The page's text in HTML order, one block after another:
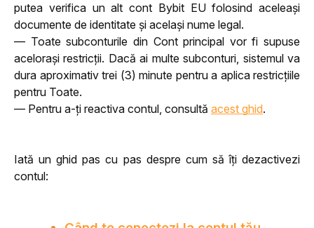
putea verifica un alt cont Bybit EU folosind aceleași
documente de identitate și același nume legal.
— Toate subconturile din Cont principal vor fi supuse
acelorași restricții. Dacă ai multe subconturi, sistemul va
dura aproximativ trei (3) minute pentru a aplica restricțiile
pentru Toate.
— Pentru a-ți reactiva contul, consultă acest ghid.
Iată un ghid pas cu pas despre cum să îți dezactivezi
contul: